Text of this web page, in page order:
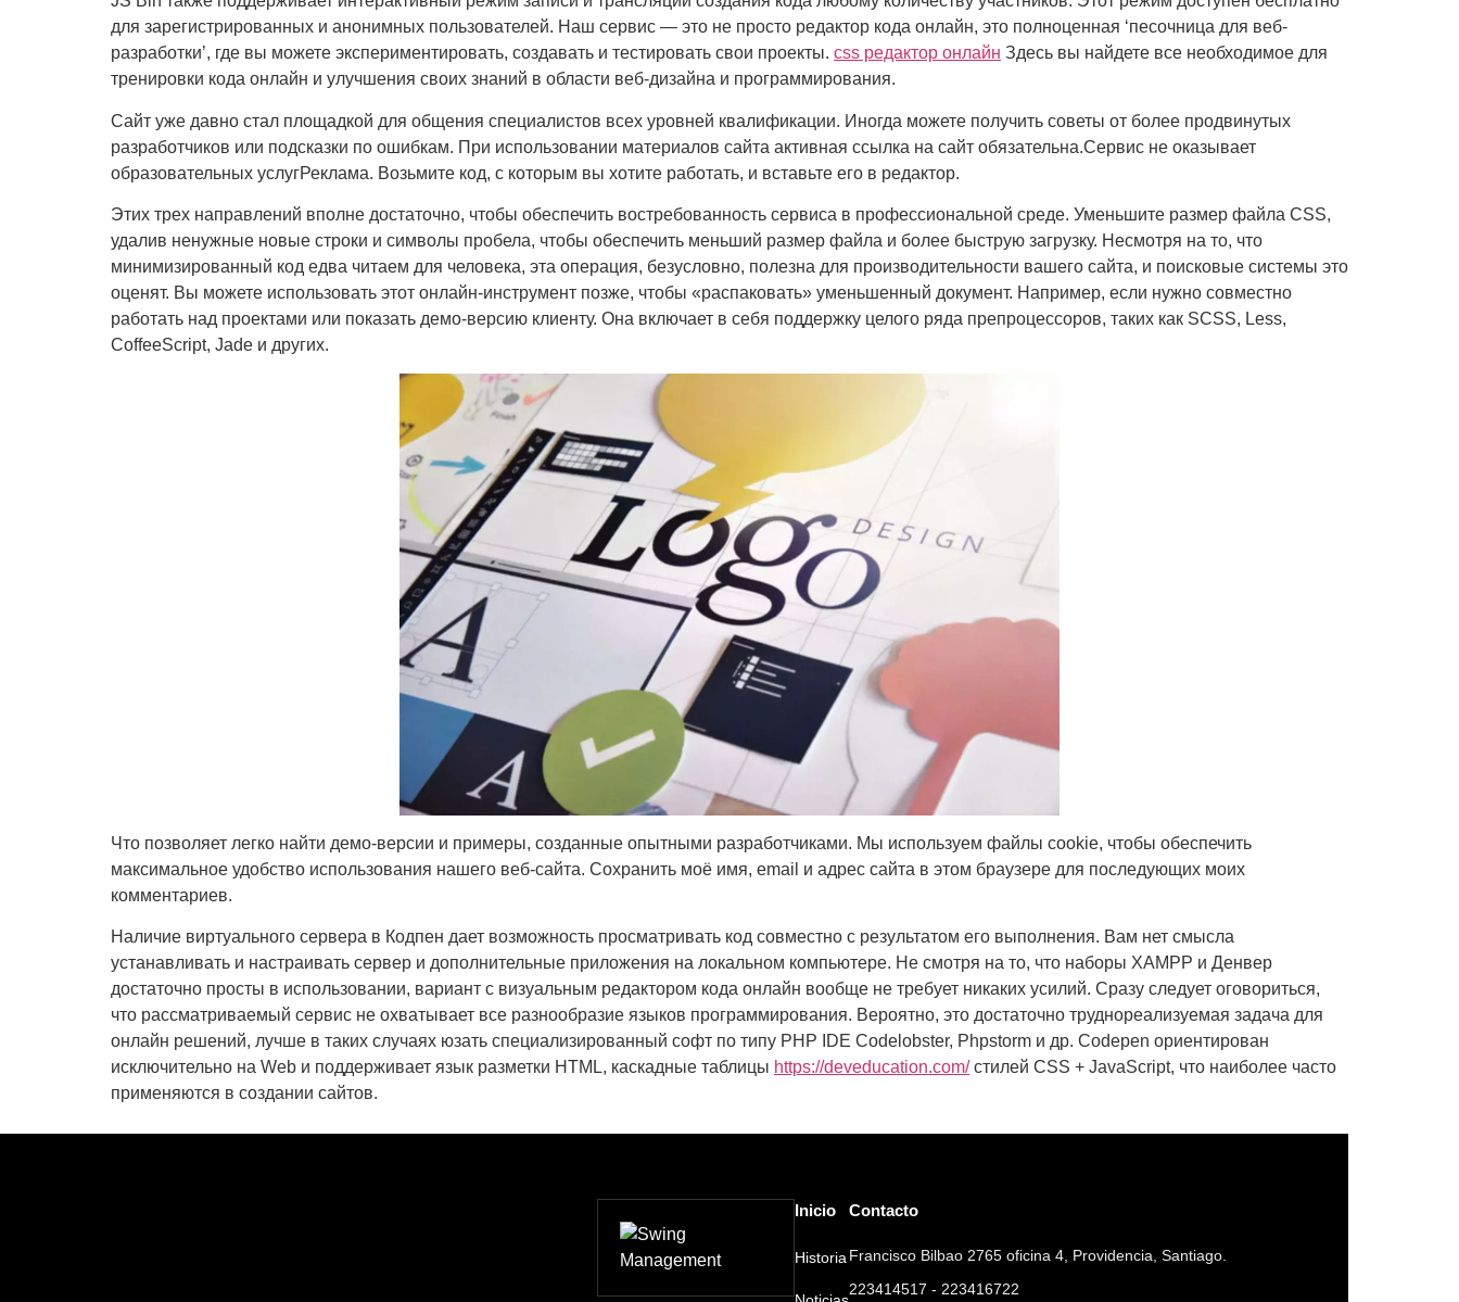
для зарегистрированных и анонимных пользователей. Наш сервис — это не просто редактор кода онлайн, это полноценная ‘песочница для веб-
разработки’, где вы можете экспериментировать, создавать и тестировать свои проекты. css редактор онлайн Здесь вы найдете все необходимое для
тренировки кода онлайн и улучшения своих знаний в области веб-дизайна и программирования.
Сайт уже давно стал площадкой для общения специалистов всех уровней квалификации. Иногда можете получить советы от более продвинутых
разработчиков или подсказки по ошибкам. При использовании материалов сайта активная ссылка на сайт обязательна.Сервис не оказывает
образовательных услугРеклама. Возьмите код, с которым вы хотите работать, и вставьте его в редактор.
Этих трех направлений вполне достаточно, чтобы обеспечить востребованность сервиса в профессиональной среде. Уменьшите размер файла CSS,
удалив ненужные новые строки и символы пробела, чтобы обеспечить меньший размер файла и более быструю загрузку. Несмотря на то, что
минимизированный код едва читаем для человека, эта операция, безусловно, полезна для производительности вашего сайта, и поисковые системы это
оценят. Вы можете использовать этот онлайн-инструмент позже, чтобы «распаковать» уменьшенный документ. Например, если нужно совместно
работать над проектами или показать демо-версию клиенту. Она включает в себя поддержку целого ряда препроцессоров, таких как SCSS, Less,
CoffeeScript, Jade и других.
Что позволяет легко найти демо-версии и примеры, созданные опытными разработчиками. Мы используем файлы cookie, чтобы обеспечить
максимальное удобство использования нашего веб-сайта. Сохранить моё имя, email и адрес сайта в этом браузере для последующих моих
комментариев.
Наличие виртуального сервера в Кодпен дает возможность просматривать код совместно с результатом его выполнения. Вам нет смысла
устанавливать и настраивать сервер и дополнительные приложения на локальном компьютере. Не смотря на то, что наборы XAMPP и Денвер
достаточно просты в использовании, вариант с визуальным редактором кода онлайн вообще не требует никаких усилий. Сразу следует оговориться,
что рассматриваемый сервис не охватывает все разнообразие языков программирования. Вероятно, это достаточно труднореализуемая задача для
онлайн решений, лучше в таких случаях юзать специализированный софт по типу PHP IDE Codelobster, Phpstorm и др. Codepen ориентирован
исключительно на Web и поддерживает язык разметки HTML, каскадные таблицы https://deveducation.com/стилей CSS + JavaScript, что наиболее часто
применяются в создании сайтов.
Inicio
Historia
Contacto
Francisco Bilbao 2765 oficina 4, Providencia, Santiago.
223414517 - 223416722